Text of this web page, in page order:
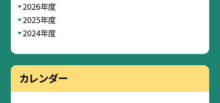
2026年度
2025年度
2024年度
カレンダー